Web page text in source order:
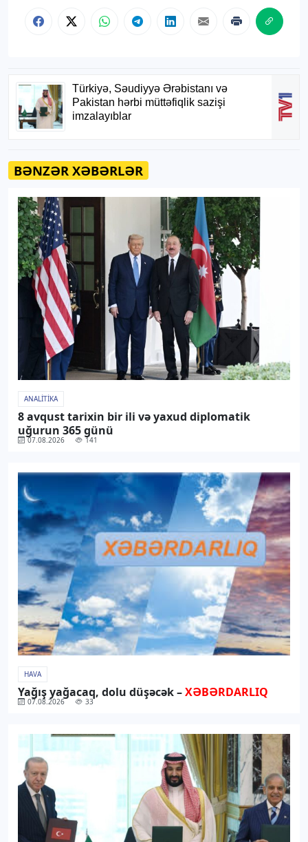
BƏNZƏR XƏBƏRLƏR
ANALITIKA
8 avqust tarixin bir ili və yaxud diplomatik
uğurun 365 günü
07.08.2026 141
HAVA
Yağış yağacaq, dolu düşəcək –XƏBƏRDARLIQ
07.08.2026 33